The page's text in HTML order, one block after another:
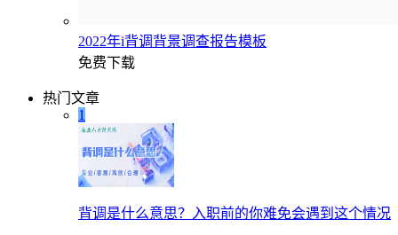
2022年i背调背景调查报告模板
免费下载
热门文章
1
背调是什么意思？入职前的你难免会遇到这个情况